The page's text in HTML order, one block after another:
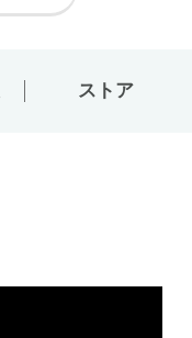
ストア